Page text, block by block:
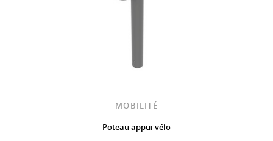
MOBILITÉ
Poteau appui vélo